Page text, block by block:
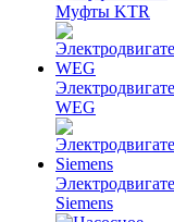
Муфты KTR
WEG
Siemens